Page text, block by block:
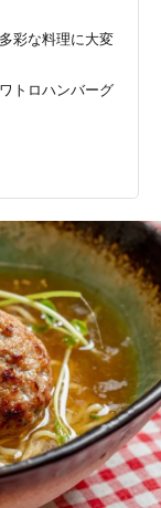
彩な料理に大変
トロハンバーグ